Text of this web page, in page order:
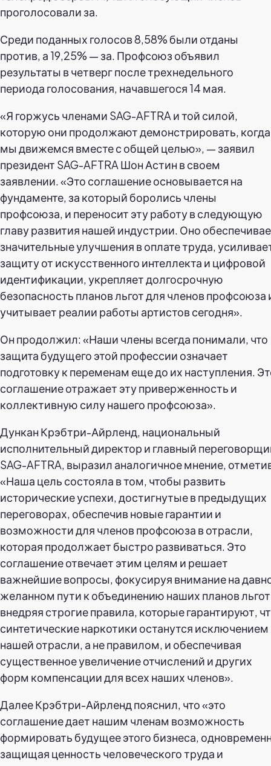
проголосовали за.
Среди поданных голосов 8,58% были отданы
против, а 19,25% — за. Профсоюз объявил
результаты в четверг после трехнедельного
периода голосования, начавшегося 14 мая.
«Я горжусь членами SAG-AFTRA и той силой,
которую они продолжают демонстрировать, когда
мы движемся вместе с общей целью», — заявил
президент SAG-AFTRA Шон Астин в своем
заявлении. «Это соглашение основывается на
фундаменте, за который боролись члены
профсоюза, и переносит эту работу в следующую
главу развития нашей индустрии. Оно
значительные улучшения в оплате труда,
защиту от искусственного интеллекта и цифровой
идентификации, укрепляет долгосрочную
безопасность планов льгот для членов профсоюза
учитывает реалии работы артистов сегодня».
Он продолжил: «Наши члены всегда понимали, что
защита будущего этой профессии означает
подготовку к переменам еще до их наступления.
соглашение отражает эту приверженность и
коллективную силу нашего профсоюза».
Дункан Крэбтри-Айрленд, национальный
исполнительный директор и главный
SAG-AFTRA, выразил аналогичное мнение,
«Наша цель состояла в том, чтобы развить
исторические успехи, достигнутые в предыдущих
переговорах, обеспечив новые гарантии и
возможности для членов профсоюза в отрасли,
которая продолжает быстро развиваться. Это
соглашение отвечает этим целям и решает
важнейшие вопросы, фокусируя внимание на
желанном пути к объединению наших планов
внедряя строгие правила, которые гарантируют,
синтетические наркотики останутся исключением
нашей отрасли, а не правилом, и обеспечивая
существенное увеличение отчислений и других
форм компенсации для всех наших членов».
Далее Крэбтри-Айрленд пояснил, что «это
соглашение дает нашим членам возможность
формировать будущее этого бизнеса,
защищая ценность человеческого труда и